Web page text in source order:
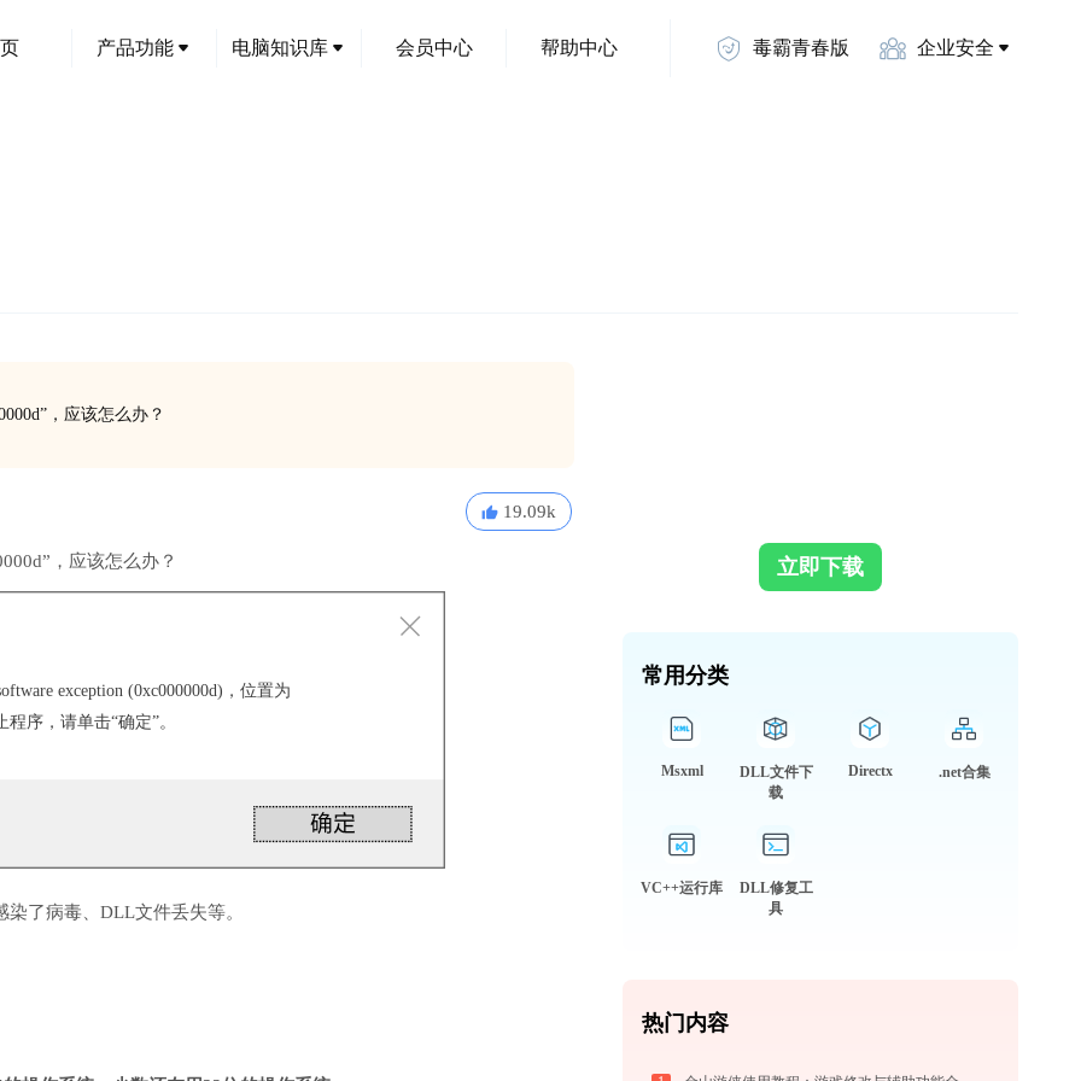
产品功能 电脑知识库 会员中心 帮助中心 毒霸青春版 企业安全
，应该怎么办？
19.09k
，应该怎么办？
exception (0xc000000d)，位置为
程序，请单击“确定”。
了病毒、DLL文件丢失等。
立即下载
常用分类
Msxml
DLL文件下
载
Directx .net合集
VC++运行库
DLL修复工
具
热门内容